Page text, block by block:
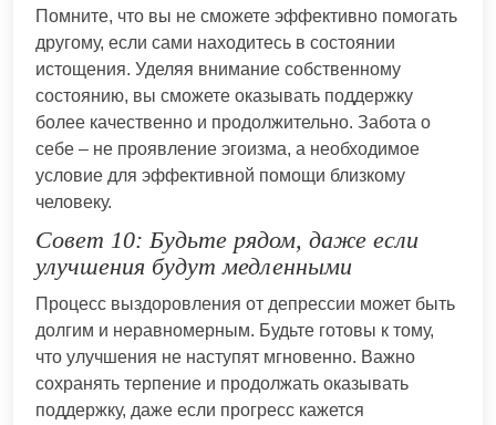
Помните, что вы не сможете эффективно помогать
другому, если сами находитесь в состоянии
истощения. Уделяя внимание собственному
состоянию, вы сможете оказывать поддержку
более качественно и продолжительно. Забота о
себе – не проявление эгоизма, а необходимое
условие для эффективной помощи близкому
человеку.
Совет 10: Будьте рядом, даже если
улучшения будут медленными
Процесс выздоровления от депрессии может быть
долгим и неравномерным. Будьте готовы к тому,
что улучшения не наступят мгновенно. Важно
сохранять терпение и продолжать оказывать
поддержку, даже если прогресс кажется